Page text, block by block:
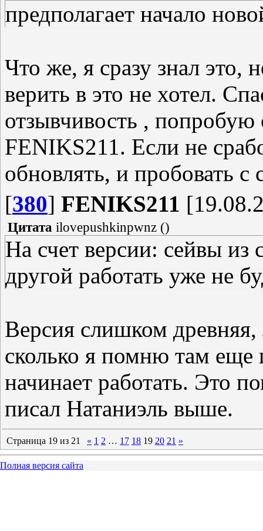
предполагает начало
Что же, я сразу знал это,
верить в это не хотел.
отзывчивость , попробую
FENIKS211. Если не
обновлять, и пробовать
[380] FENIKS211
Цитата ilovepushkinpwnz ()
На счет версии: сейвы из
другой работать уже не
Версия слишком
сколько я помню там еще
начинает работать. Это
писал Натаниэль выше.
Страница 19 из 21 « 1 2 … 17 18 19 20 21 »
Полная версия сайта